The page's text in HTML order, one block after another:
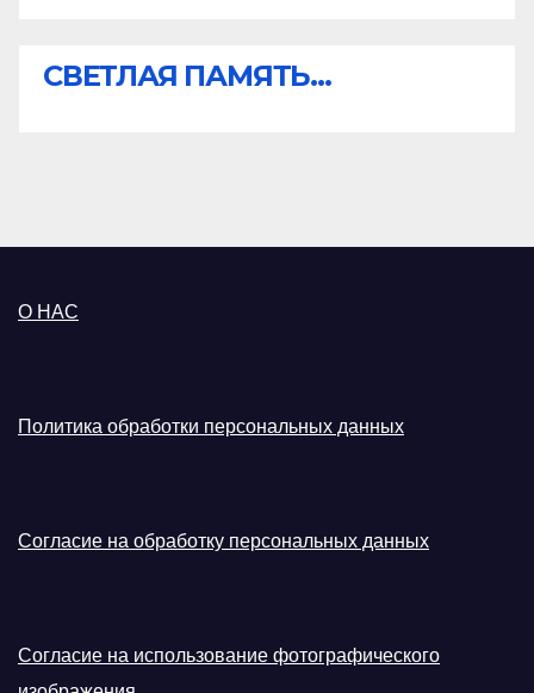
СВЕТЛАЯ ПАМЯТЬ...
О НАС
Политика обработки персональных данных
Согласие на обработку персональных данных
Согласие на использование фотографического